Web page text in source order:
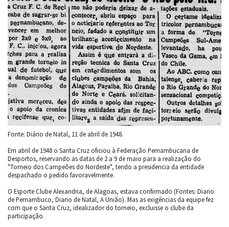
Fonte: Diário de Natal, 11 de abril de 1948.
Em abril de 1948 o Santa Cruz oficiou à Federação Pernambucana de
Desportos, reservando as datas de 2 a 9 de maio para a realização do
"Torneio dos Campeões do Nordeste", tendo a presidencia da entidade
despachado o pedido favoravelmente.
O Esporte Clube Alexandria, de Alagoas, estava confirmado (Fontes: Diario
de Pernambuco, Diario de Natal, A União). Mas as exigências da equipe fez
com que o Santa Cruz, idealizador do torneio, excluisse o clube da
participação.